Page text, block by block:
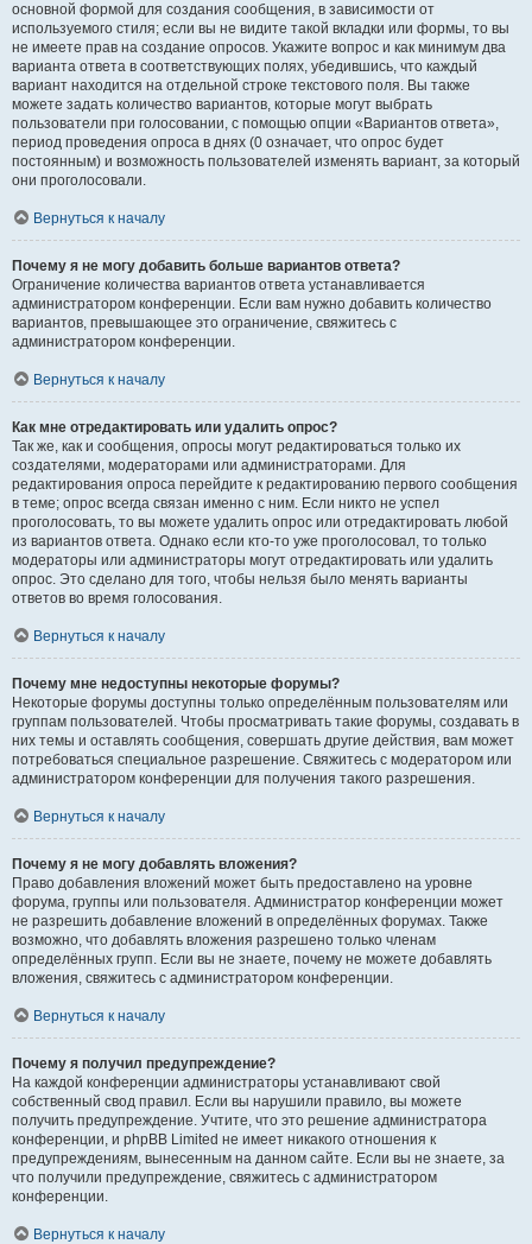
основной формой для создания сообщения, в зависимости от
используемого стиля; если вы не видите такой вкладки или формы, то вы
не имеете прав на создание опросов. Укажите вопрос и как минимум два
варианта ответа в соответствующих полях, убедившись, что каждый
вариант находится на отдельной строке текстового поля. Вы также
можете задать количество вариантов, которые могут выбрать
пользователи при голосовании, с помощью опции «Вариантов ответа»,
период проведения опроса в днях (0 означает, что опрос будет
постоянным) и возможность пользователей изменять вариант, за который
они проголосовали.
Вернуться к началу
Почему я не могу добавить больше вариантов ответа?
Ограничение количества вариантов ответа устанавливается
администратором конференции. Если вам нужно добавить количество
вариантов, превышающее это ограничение, свяжитесь с
администратором конференции.
Вернуться к началу
Как мне отредактировать или удалить опрос?
Так же, как и сообщения, опросы могут редактироваться только их
создателями, модераторами или администраторами. Для
редактирования опроса перейдите к редактированию первого сообщения
в теме; опрос всегда связан именно с ним. Если никто не успел
проголосовать, то вы можете удалить опрос или отредактировать любой
из вариантов ответа. Однако если кто-то уже проголосовал, то только
модераторы или администраторы могут отредактировать или удалить
опрос. Это сделано для того, чтобы нельзя было менять варианты
ответов во время голосования.
Вернуться к началу
Почему мне недоступны некоторые форумы?
Некоторые форумы доступны только определённым пользователям или
группам пользователей. Чтобы просматривать такие форумы, создавать в
них темы и оставлять сообщения, совершать другие действия, вам может
потребоваться специальное разрешение. Свяжитесь с модератором или
администратором конференции для получения такого разрешения.
Вернуться к началу
Почему я не могу добавлять вложения?
Право добавления вложений может быть предоставлено на уровне
форума, группы или пользователя. Администратор конференции может
не разрешить добавление вложений в определённых форумах. Также
возможно, что добавлять вложения разрешено только членам
определённых групп. Если вы не знаете, почему не можете добавлять
вложения, свяжитесь с администратором конференции.
Вернуться к началу
Почему я получил предупреждение?
На каждой конференции администраторы устанавливают свой
собственный свод правил. Если вы нарушили правило, вы можете
получить предупреждение. Учтите, что это решение администратора
конференции, и phpBB Limited не имеет никакого отношения к
предупреждениям, вынесенным на данном сайте. Если вы не знаете, за
что получили предупреждение, свяжитесь с администратором
конференции.
Вернуться к началу